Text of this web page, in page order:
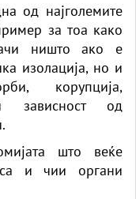
од најголемите
за тоа како
ништо ако е
изолација, но и
корупција,
зависност од
што веќе
и чии органи